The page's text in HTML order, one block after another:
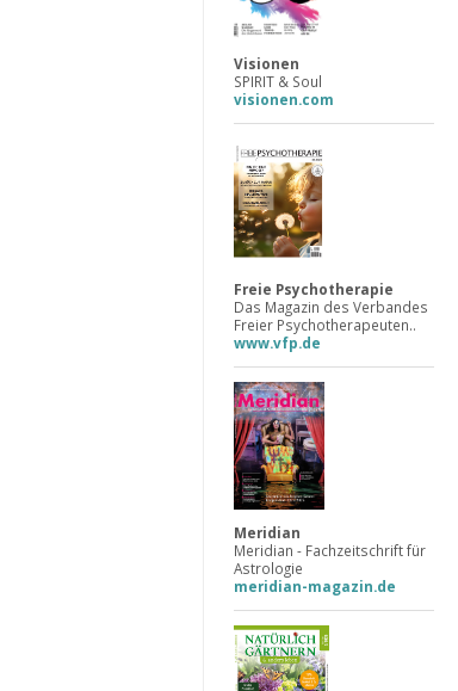
Visionen
SPIRIT & Soul
visionen.com
Freie Psychotherapie
Das Magazin des Verbandes
Freier Psychotherapeuten..
www.vfp.de
Meridian
Meridian - Fachzeitschrift für
Astrologie
meridian-magazin.de